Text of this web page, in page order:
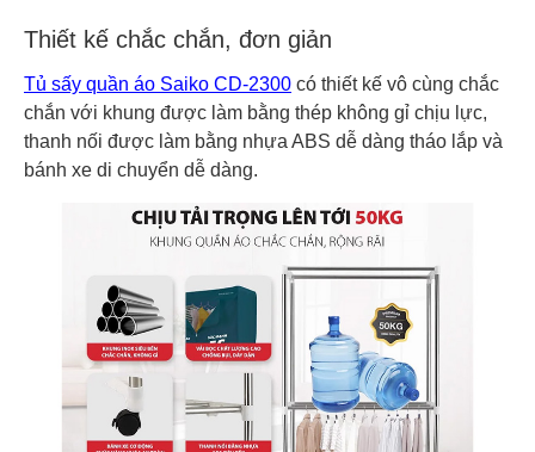
Thiết kế chắc chắn, đơn giản
Tủ sấy quần áo Saiko CD-2300 có thiết kế vô cùng chắc
chắn với khung được làm bằng thép không gỉ chịu lực,
thanh nối được làm bằng nhựa ABS dễ dàng tháo lắp và
bánh xe di chuyển dễ dàng.